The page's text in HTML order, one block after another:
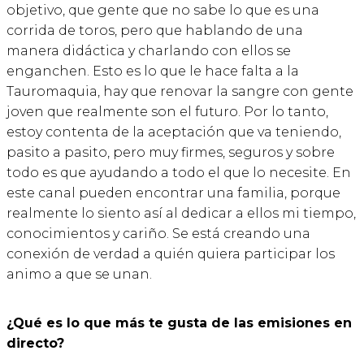
objetivo, que gente que no sabe lo que es una
corrida de toros, pero que hablando de una
manera didáctica y charlando con ellos se
enganchen. Esto es lo que le hace falta a la
Tauromaquia, hay que renovar la sangre con gente
joven que realmente son el futuro. Por lo tanto,
estoy contenta de la aceptación que va teniendo,
pasito a pasito, pero muy firmes, seguros y sobre
todo es que ayudando a todo el que lo necesite. En
este canal pueden encontrar una familia, porque
realmente lo siento así al dedicar a ellos mi tiempo,
conocimientos y cariño. Se está creando una
conexión de verdad a quién quiera participar los
animo a que se unan.
¿Qué es lo que más te gusta de las emisiones en
directo?